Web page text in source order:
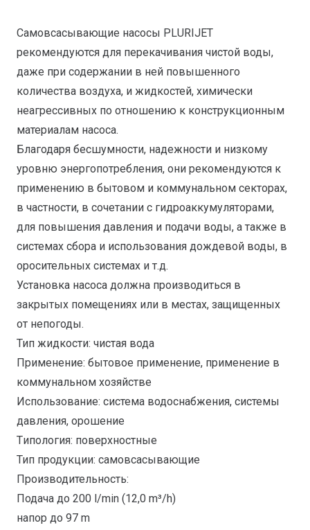
Самовсасывающие насосы PLURIJET
рекомендуются для перекачивания чистой воды,
даже при содержании в ней повышенного
количества воздуха, и жидкостей, химически
неагрессивных по отношению к конструкционным
материалам насоса.
Благодаря бесшумности, надежности и низкому
уровню энергопотребления, они рекомендуются к
применению в бытовом и коммунальном секторах,
в частности, в сочетании с гидроаккумуляторами,
для повышения давления и подачи воды, а также в
системах сбора и использования дождевой воды, в
оросительных системах и т.д.
Установка насоса должна производиться в
закрытых помещениях или в местах, защищенных
от непогоды.
Тип жидкости: чистая вода
Применение: бытовое применение, применение в
коммунальном хозяйстве
Использование: система водоснабжения, cистемы
давления, oрошение
Tипология: поверхностные
Тип продукции: самовсасывающие
Производительность:
Подача до 200 l/min (12,0 m³/h)
напор до 97 m